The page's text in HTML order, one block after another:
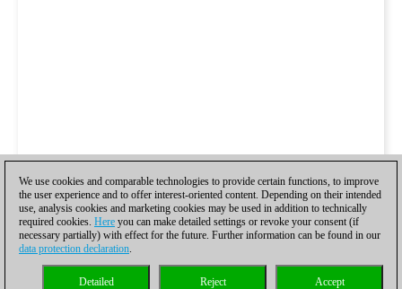
We use cookies and comparable technologies to provide certain functions, to improve
the user experience and to offer interest-oriented content. Depending on their intended
use, analysis cookies and marketing cookies may be used in addition to technically
required cookies. Here you can make detailed settings or revoke your consent (if
necessary partially) with effect for the future. Further information can be found in our
data protection declaration.
Accept
Reject
Detailed